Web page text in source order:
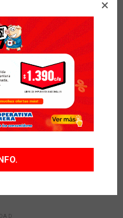
Santa Fe, el 95,6% de los
al paro
manteniendo relaciones
y fueron multados
sobre venta de tierras